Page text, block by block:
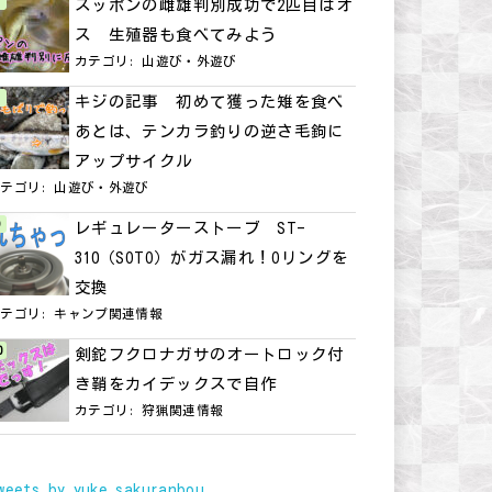
スッポンの雌雄判別成功で2匹目はオ
ス 生殖器も食べてみよう
カテゴリ: 山遊び・外遊び
キジの記事 初めて獲った雉を食べ
あとは、テンカラ釣りの逆さ毛鉤に
アップサイクル
ゴリ: 山遊び・外遊び
レギュレーターストーブ ST-
310（SOTO）がガス漏れ！Oリングを
交換
テゴリ:キャンプ関連情報
剣鉈フクロナガサのオートロック付
き鞘をカイデックスで自作
カテゴリ:狩猟関連情報